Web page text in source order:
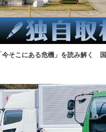
今そこにある危機」を読み解く